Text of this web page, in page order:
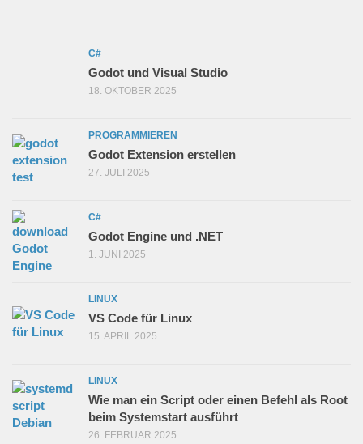
C#
Godot und Visual Studio
18. OKTOBER 2025
PROGRAMMIEREN
Godot Extension erstellen
27. JULI 2025
C#
Godot Engine und .NET
1. JUNI 2025
LINUX
VS Code für Linux
15. APRIL 2025
LINUX
Wie man ein Script oder einen Befehl als Root
beim Systemstart ausführt
26. FEBRUAR 2025